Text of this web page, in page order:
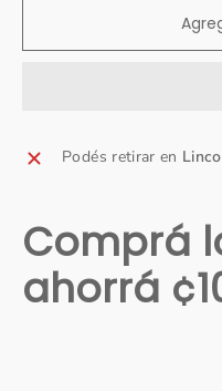
Podés retirar en
Comprá
ahorrá